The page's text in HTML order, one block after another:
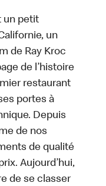
un petit
un
de Ray Kroc
de l’histoire
restaurant
portes à
Depuis
de nos
de qualité
Aujourd’hui,
de se classer